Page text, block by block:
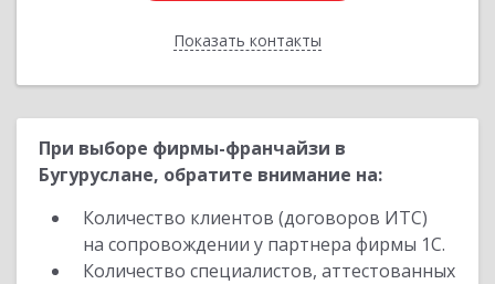
Показать контакты
Назад
При выборе фирмы-франчайзи в
Бугуруслане, обратите внимание на:
Количество клиентов (договоров ИТС)
на сопровождении у партнера фирмы 1С.
Количество специалистов, аттестованных